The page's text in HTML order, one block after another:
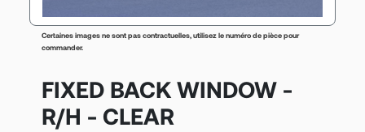
Certaines images ne sont pas contractuelles, utilisez le numéro de pièce pour
commander.
FIXED BACK WINDOW -
R/H - CLEAR